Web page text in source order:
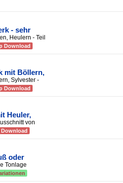
- sehr
Heulern - Teil
Download
mit Böllern,
Sylvester -
Download
Heuler,
von
Download
oder
Tonlage